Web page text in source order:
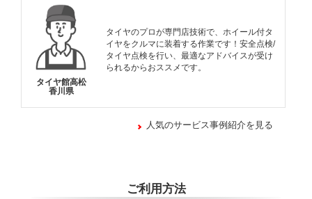
タイヤ館高松
香川県
タイヤのプロが専門店技術で、ホイール付タ
イヤをクルマに装着する作業です！安全点検/
タイヤ点検を行い、最適なアドバイスが受け
られるからおススメです。
人気のサービス事例紹介を見る
ご利用方法